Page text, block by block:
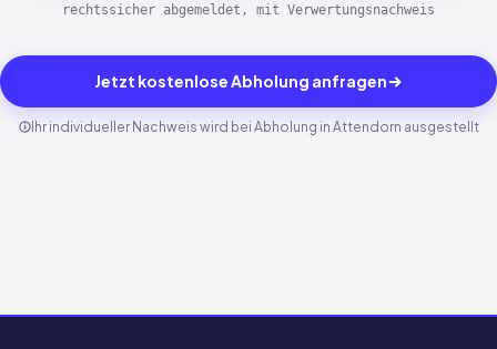
rechtssicher abgemeldet, mit Verwertungsnachweis
Jetzt kostenlose Abholung anfragen
Ihr individueller Nachweis wird bei Abholung in Attendorn ausgestellt